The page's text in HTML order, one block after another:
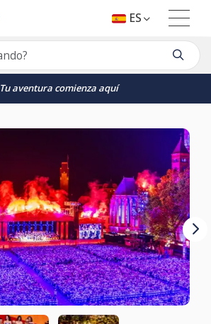
Tu aventura comienza aquí
ES